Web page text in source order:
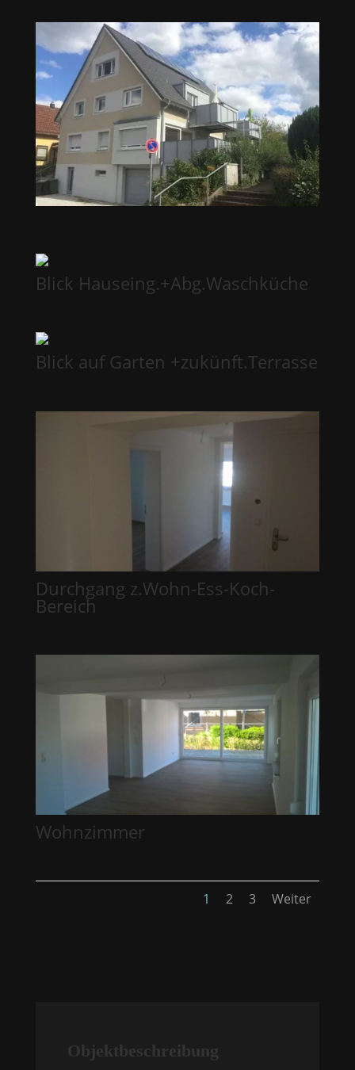
Blick Hauseing.+Abg.Waschküche
Blick auf Garten +zukünft.Terrasse
Durchgang z.Wohn-Ess-Koch-
Bereich
Wohnzimmer
1 2 3 Weiter
Objektbeschreibung